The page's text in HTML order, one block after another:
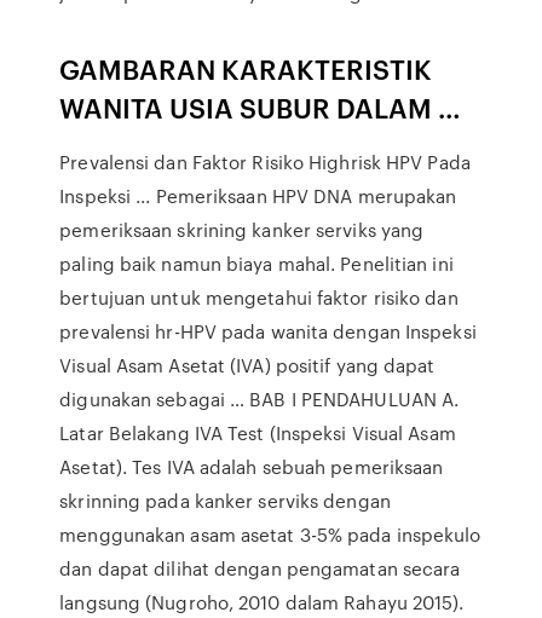
GAMBARAN KARAKTERISTIK
WANITA USIA SUBUR DALAM …
Prevalensi dan Faktor Risiko Highrisk HPV Pada
Inspeksi ... Pemeriksaan HPV DNA merupakan
pemeriksaan skrining kanker serviks yang
paling baik namun biaya mahal. Penelitian ini
bertujuan untuk mengetahui faktor risiko dan
prevalensi hr-HPV pada wanita dengan Inspeksi
Visual Asam Asetat (IVA) positif yang dapat
digunakan sebagai … BAB I PENDAHULUAN A.
Latar Belakang IVA Test (Inspeksi Visual Asam
Asetat). Tes IVA adalah sebuah pemeriksaan
skrinning pada kanker serviks dengan
menggunakan asam asetat 3-5% pada inspekulo
dan dapat dilihat dengan pengamatan secara
langsung (Nugroho, 2010 dalam Rahayu 2015).